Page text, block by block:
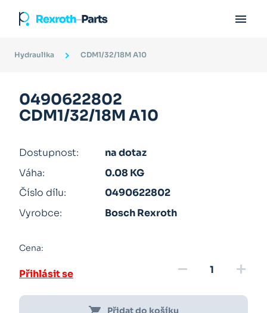

Hydraulika CDM1/32/18M A10
0490622802
CDM1/32/18M A10
Dostupnost:
na dotaz
Váha:
0.08 KG
Číslo dílu:
0490622802
Vyrobce:
Bosch Rexroth
Cena:
Přihlásit se remove add